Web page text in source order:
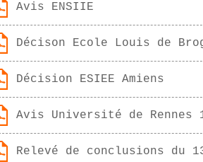
Avis ENSIIE
Décison Ecole Louis de
Décision ESIEE Amiens
Avis Université de Rennes
Relevé de conclusions du